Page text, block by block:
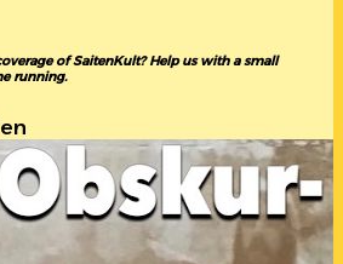
of SaitenKult? Help us with a small
running.